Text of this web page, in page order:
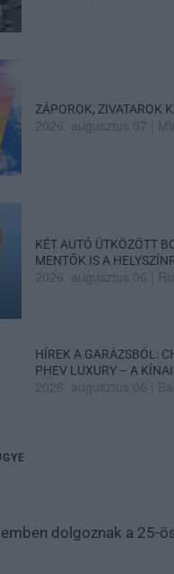
ZÁPOROK, ZIVATAROK
2026. augusztus 07
KÉT AUTÓ ÜTKÖZÖTT
MENTŐK IS A
2026. augusztus 06
HÍREK A GARÁZSBÓL:
PHEV LUXURY – A
2026. augusztus 06
dolgoznak a 25-